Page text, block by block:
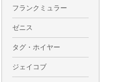
フランクミュラー
ゼニス
タグ・ホイヤー
ジェイコブ